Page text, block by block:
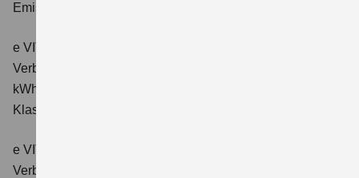
Emissionen kombiniert: 0 g/km; CO₂-Klasse: A.
e VITARA eAxle Comfort (61 kWh-Batterie)
Verbrauchswerte: Energieverbrauch kombiniert: 15,1
kWh/100km; CO₂-Emissionen kombiniert: 0 g/km; CO₂-
Klasse: A.
e VITARA eAxle ALLGRIP-e Comfort (61 kWh-Batterie)
Verbrauchswerte: Energieverbrauch kombiniert: 16,6